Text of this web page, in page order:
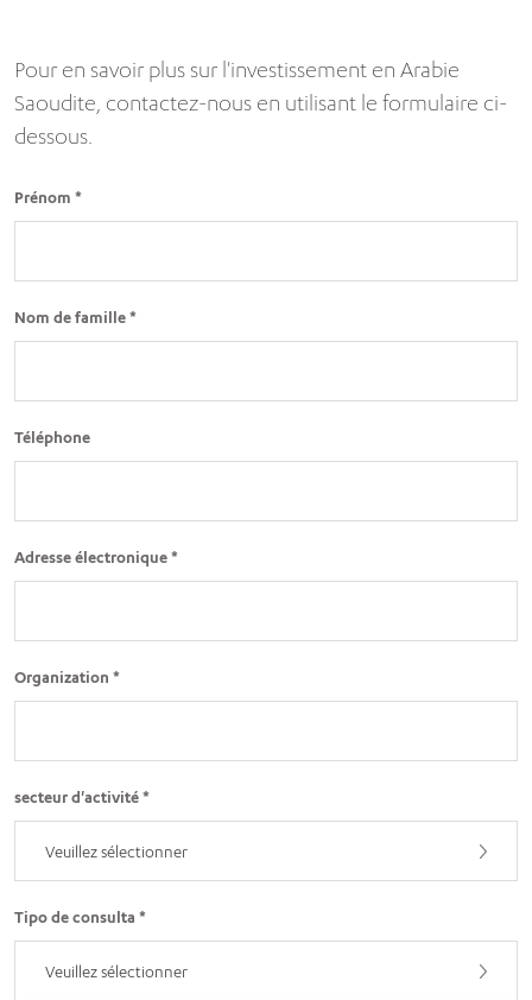
Pour en savoir plus sur l'investissement en Arabie
Saoudite, contactez-nous en utilisant le formulaire ci-
dessous.
Prénom *
Nom de famille *
Téléphone
Adresse électronique *
Organization *
secteur d'activité *
Veuillez sélectionner
Tipo de consulta *
Veuillez sélectionner